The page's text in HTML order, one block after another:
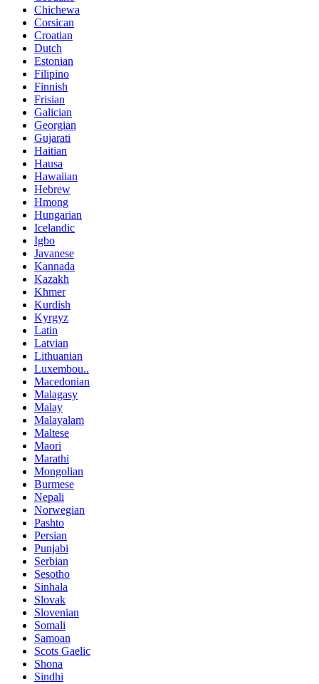
Chichewa
Corsican
Croatian
Dutch
Estonian
Filipino
Finnish
Frisian
Galician
Georgian
Gujarati
Haitian
Hausa
Hawaiian
Hebrew
Hmong
Hungarian
Icelandic
Igbo
Javanese
Kannada
Kazakh
Khmer
Kurdish
Kyrgyz
Latin
Latvian
Lithuanian
Luxembou..
Macedonian
Malagasy
Malay
Malayalam
Maltese
Maori
Marathi
Mongolian
Burmese
Nepali
Norwegian
Pashto
Persian
Punjabi
Serbian
Sesotho
Sinhala
Slovak
Slovenian
Somali
Samoan
Scots Gaelic
Shona
Sindhi